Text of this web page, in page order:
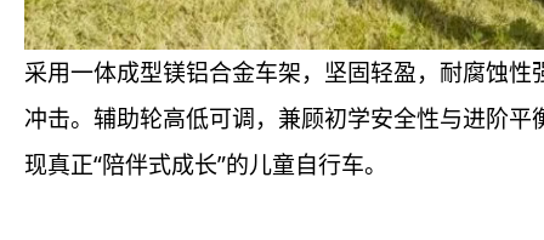
采用一体成型镁铝合金车架，坚固轻盈，耐腐蚀
冲击。辅助轮高低可调，兼顾初学安全性与进阶
现真正“陪伴式成长”的儿童自行车。